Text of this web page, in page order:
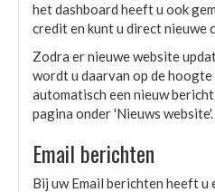
het dashboard heeft u ook
credit en kunt u direct nieuwe
Zodra er nieuwe website
wordt u daarvan op de
automatisch een nieuw
pagina onder 'Nieuws website'.
Email berichten
Bij uw Email berichten heeft u